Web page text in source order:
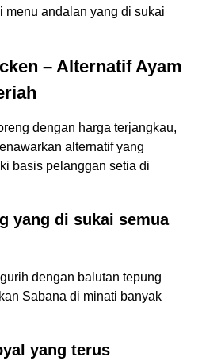
menu andalan yang di sukai
– Alternatif Ayam
dengan harga terjangkau,
alternatif yang
basis pelanggan setia di
yang di sukai semua
dengan balutan tepung
Sabana di minati banyak
yang terus